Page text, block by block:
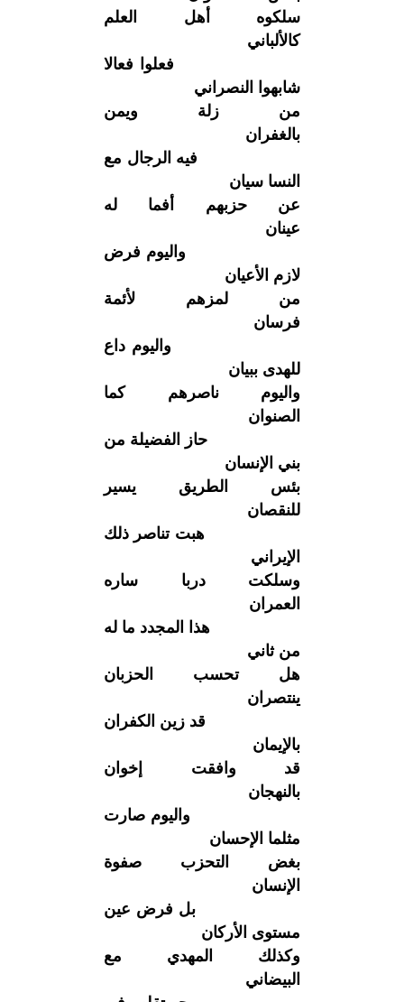
سلكوه أهل العلم
كالألباني
فعلوا فعالا
شابهوا النصراني
من زلة ويمن
بالغفران
فيه الرجال مع
النسا سيان
عن حزبهم أفما له
عينان
واليوم فرض
لازم الأعيان
من لمزهم لأئمة
فرسان
واليوم داع
للهدى ببيان
واليوم ناصرهم كما
الصنوان
حاز الفضيلة من
بني الإنسان
بئس الطريق يسير
للنقصان
هبت تناصر ذلك
الإيراني
وسلكت دربا ساره
العمران
هذا المجدد ما له
من ثاني
هل تحسب الحزبان
ينتصران
قد زين الكفران
بالإيمان
قد وافقت إخوان
بالنهجان
واليوم صارت
مثلما الإحسان
بغض التحزب صفوة
الإنسان
بل فرض عين
مستوى الأركان
وكذلك المهدي مع
البيضاني